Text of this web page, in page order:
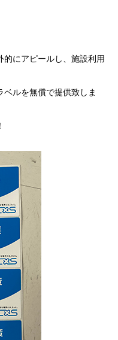
的にアピールし、施設利用
ルを無償で提供致しま